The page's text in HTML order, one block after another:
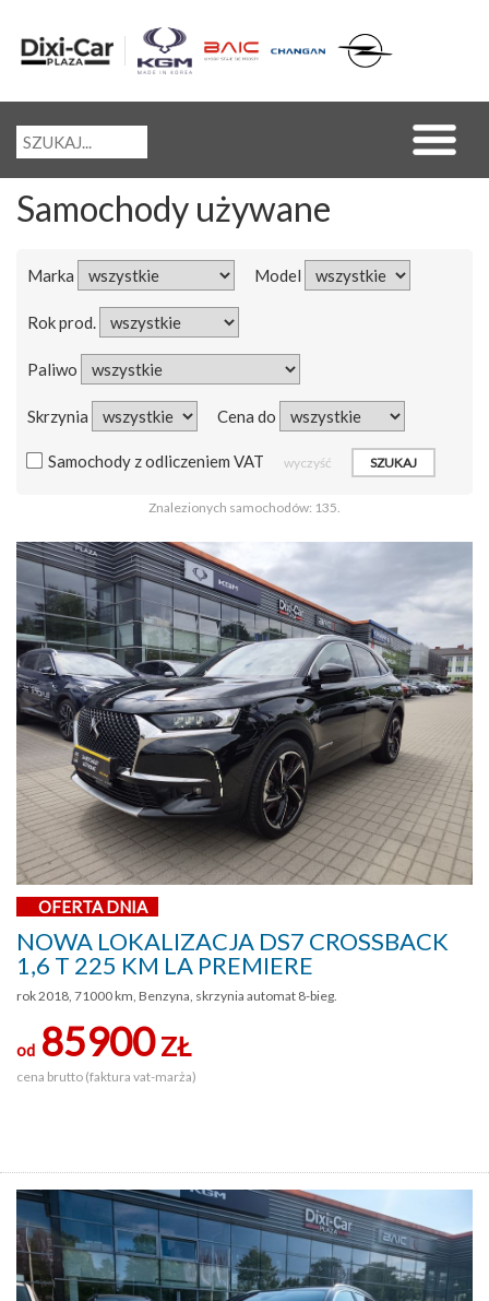
Samochody używane
Marka Model
Rok prod.
Paliwo
Skrzynia Cena do
Samochody z odliczeniem VAT wyczyść
Znalezionych samochodów: 135.
OFERTA DNIA
NOWA LOKALIZACJA DS7 CROSSBACK
1,6 T 225 KM LA PREMIERE
rok 2018, 71000 km, Benzyna, skrzynia automat 8-bieg.
od 85900ZŁ
cena brutto (faktura vat-marża)